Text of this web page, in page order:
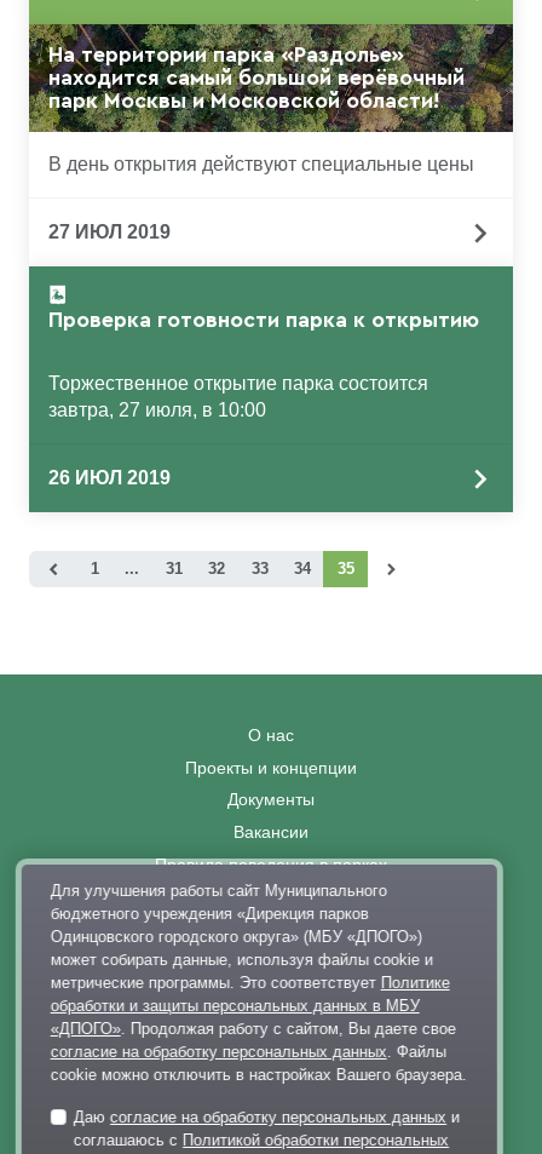
На территории парка «Раздолье»
находится самый большой верёвочный
парк Москвы и Московской области!
В день открытия действуют специальные цены
27 ИЮЛ 2019
Проверка готовности парка к открытию
Торжественное открытие парка состоится
завтра, 27 июля, в 10:00
26 ИЮЛ 2019
1 ... 31 32 33 34 35(current)
О нас
Проекты и концепции
Документы
Вакансии
Правила поведения в парках
Выставка современного искусства
Афиша
Парковки
+7 495 128-02-06
dp@odinparki.ru
Версия для слабовидящих
Для улучшения работы сайт Муниципального
бюджетного учреждения «Дирекция парков
Одинцовского городского округа» (МБУ «ДПОГО»)
может собирать данные, используя файлы cookie и
метрические программы. Это соответствует Политике
обработки и защиты персональных данных в МБУ
«ДПОГО». Продолжая работу с сайтом, Вы даете свое
согласие на обработку персональных данных. Файлы
cookie можно отключить в настройках Вашего браузера.
Даюсогласие на обработку персональных данных и
соглашаюсь с Политикой обработки персональных